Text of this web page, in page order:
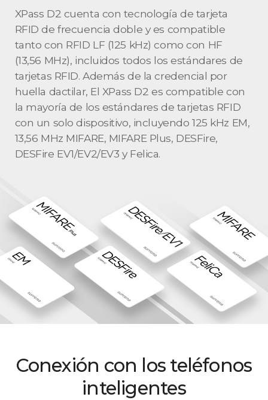
XPass D2 cuenta con tecnología de tarjeta
RFID de frecuencia doble y es compatible
tanto con RFID LF (125 kHz) como con HF
(13,56 MHz), incluidos todos los estándares de
tarjetas RFID. Además de la credencial por
huella dactilar, El XPass D2 es compatible con
la mayoría de los estándares de tarjetas RFID
con un solo dispositivo, incluyendo 125 kHz EM,
13,56 MHz MIFARE, MIFARE Plus, DESFire,
DESFire EV1/EV2/EV3 y Felica.
Conexión con los teléfonos
inteligentes